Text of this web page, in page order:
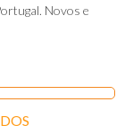
Novos e